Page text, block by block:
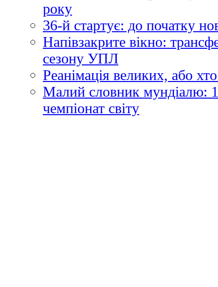
року
36-й стартує: до початку
Напівзакрите вікно:
сезону УПЛ
Реанімація великих, або
Малий словник мундіалю:
чемпіонат світу